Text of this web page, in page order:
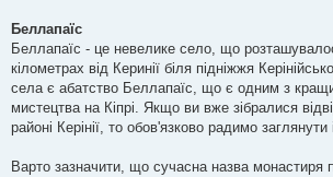
Беллапаїс
Беллапаїс - це невелике село, що
кілометрах від Керинії біля підніжжя
села є абатство Беллапаїс, що є одним з
мистецтва на Кіпрі. Якщо ви вже зібралися
районі Керінії, то обов'язково радимо
Варто зазначити, що сучасна назва монастиря